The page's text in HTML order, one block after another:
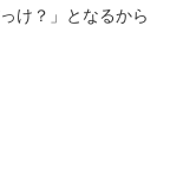
け？」となるから